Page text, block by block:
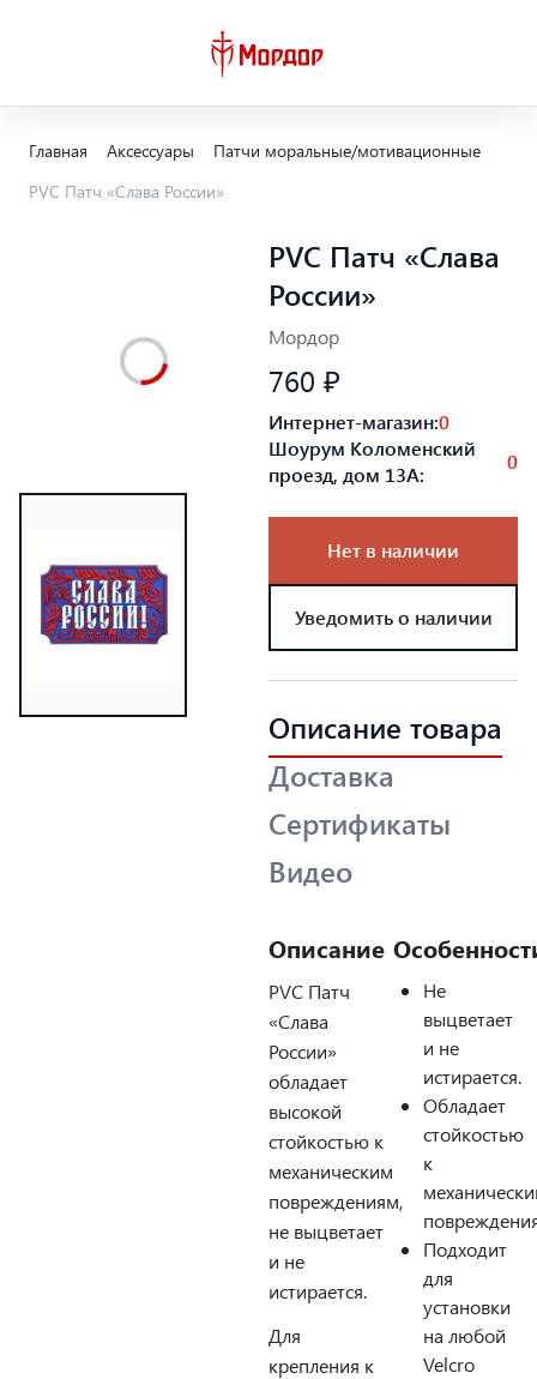
Главная Аксессуары
Патчи моральные/мотивационные
PVC Патч «Слава России»
PVC Патч «Слава
России»
Мордор
760 ₽
Интернет-магазин:0
Шоурум Коломенский
проезд, дом 13А:
0
Нет в наличии
Уведомить о наличии
Описание товара
Доставка
Сертификаты
Видео
Описание
PVC Патч
«Слава
России»
обладает
высокой
стойкостью к
механическим
повреждениям,
не выцветает
и не
истирается.
Для
крепления к
Не
выцветает
и не
истирается.
Обладает
стойкостью
к
Подходит
для
установки
на любой
Velcro